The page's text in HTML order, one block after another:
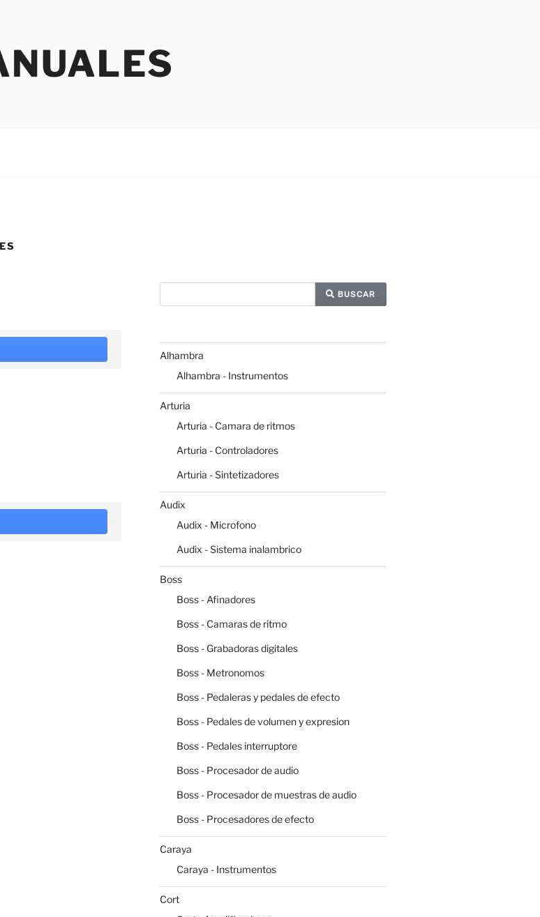
BUSCAR
Alhambra
Alhambra - Instrumentos
Arturia
Arturia - Camara de ritmos
Arturia - Controladores
Arturia - Sintetizadores
Audix
Audix - Microfono
Audix - Sistema inalambrico
Boss
Boss - Afinadores
Boss - Camaras de ritmo
Boss - Grabadoras digitales
Boss - Metronomos
Boss - Pedaleras y pedales de efecto
Boss - Pedales de volumen y expresion
Boss - Pedales interruptore
Boss - Procesador de audio
Boss - Procesador de muestras de audio
Boss - Procesadores de efecto
Caraya
Caraya - Instrumentos
Cort